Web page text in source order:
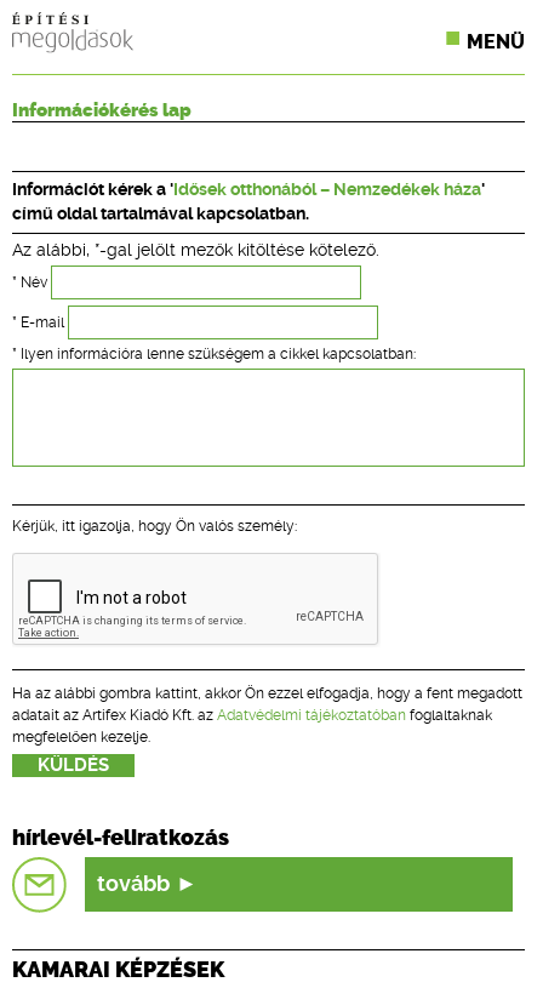
MENÜ
CPR TERMÉKKIÍRÁS
ÉPÍTÉSI JOG
ONLINE KÉPZÉSEK
TERVEZÉSI SEGÉDLETEK
Információkérés lap
Információt kérek a ' Idősek otthonából – Nemzedékek háza'
című oldal tartalmával kapcsolatban.
Az alábbi, *-gal jelölt mezők kitöltése kötelező.
* Név
* E-mail
* Ilyen információra lenne szükségem a cikkel kapcsolatban:
Kérjük, itt igazolja, hogy Ön valós személy:
Ha az alábbi gombra kattint, akkor Ön ezzel elfogadja, hogy a fent megadott
adatait az Artifex Kiadó Kft. az Adatvédelmi tájékoztatóban foglaltaknak
megfelelően kezelje.
hírlevél-feliratkozás
tovább
KAMARAI KÉPZÉSEK